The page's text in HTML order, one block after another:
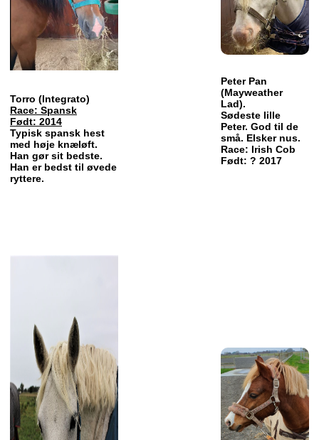
Torro (Integrato)
Race: Spansk
Født: 2014
Typisk spansk hest
med høje knæløft.
Han gør sit bedste.
Han er bedst til øvede
ryttere.
Peter Pan
(Mayweather
Lad).
Sødeste lille
Peter. God til de
små. Elsker nus.
Race: Irish Cob
Født: ? 2017